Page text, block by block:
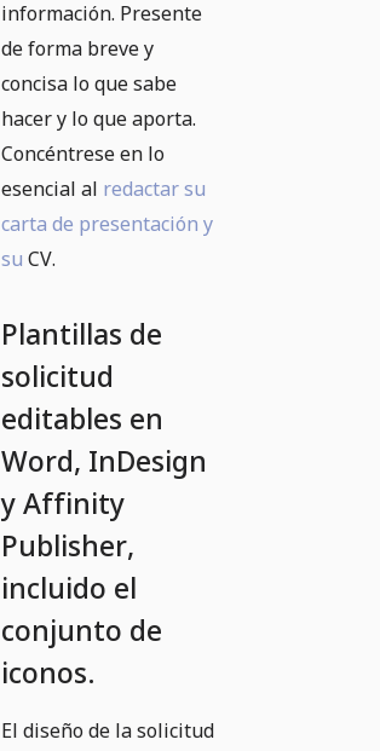
información. Presente
de forma breve y
concisa lo que sabe
hacer y lo que aporta.
Concéntrese en lo
esencial al redactar su
carta de presentación y
su CV.
Plantillas de
solicitud
editables en
Word, InDesign
y Affinity
Publisher,
incluido el
conjunto de
iconos.
El diseño de la solicitud